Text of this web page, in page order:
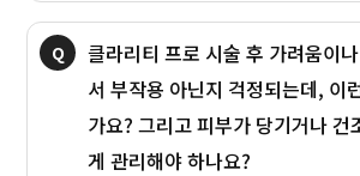
클라리티 프로 시술 후 가려움이
서 부작용 아닌지 걱정되는데, 이
가요? 그리고 피부가 당기거나 건
게 관리해야 하나요?